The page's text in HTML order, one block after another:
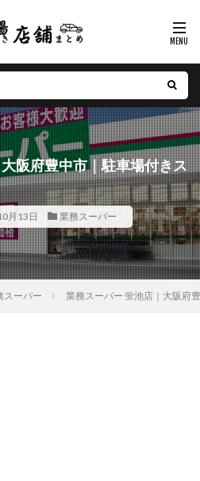
阪府豊中市｜駐車場付きス
月13日 業務スーパー
スーパー 業務スーパー 蛍池店｜大阪府
岩手県 宮城県
秋田県
茨城県 栃木県
群馬県
東京都 神奈川県
新潟県
富山県 石川県
福井県
愛知県 三重県
滋賀県
兵庫県 奈良県
和歌山県
岡山県 広島県
山口県
愛媛県 高知県
福岡県
熊本県 大分県
宮崎県